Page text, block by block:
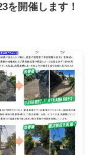
を開催します！